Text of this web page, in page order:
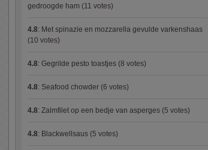
gedroogde ham (11 votes)
4.8: Met spinazie en mozzarella gevulde varkenshaas
(10 votes)
4.8: Gegrilde pesto toastjes (8 votes)
4.8: Seafood chowder (6 votes)
4.8: Zalmfilet op een bedje van asperges (5 votes)
4.8: Blackwellsaus (5 votes)